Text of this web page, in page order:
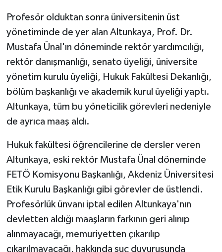
Profesör olduktan sonra üniversitenin üst
yönetiminde de yer alan Altunkaya, Prof. Dr.
Mustafa Ünal'ın döneminde rektör yardımcılığı,
rektör danışmanlığı, senato üyeliği, üniversite
yönetim kurulu üyeliği, Hukuk Fakültesi Dekanlığı,
bölüm başkanlığı ve akademik kurul üyeliği yaptı.
Altunkaya, tüm bu yöneticilik görevleri nedeniyle
de ayrıca maaş aldı.
Hukuk fakültesi öğrencilerine de dersler veren
Altunkaya, eski rektör Mustafa Ünal döneminde
FETÖ Komisyonu Başkanlığı, Akdeniz Üniversitesi
Etik Kurulu Başkanlığı gibi görevler de üstlendi.
Profesörlük ünvanı iptal edilen Altunkaya'nın
devletten aldığı maaşların farkının geri alınıp
alınmayacağı, memuriyetten çıkarılıp
çıkarılmayacağı, hakkında suç duyurusunda